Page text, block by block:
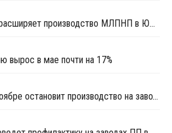
SABIC SK Nexlene Co расширяет производство МЛПНП в Южной Корее
вырос в мае почти на 17%
SK Global Chemical в ноябре остановит производство на заводе стирола в Южной Корее